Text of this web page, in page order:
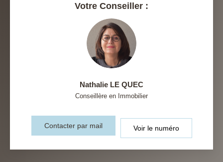
Votre Conseiller :
Nathalie LE QUEC
Conseillère en Immobilier
Contacter par mail Voir le numéro